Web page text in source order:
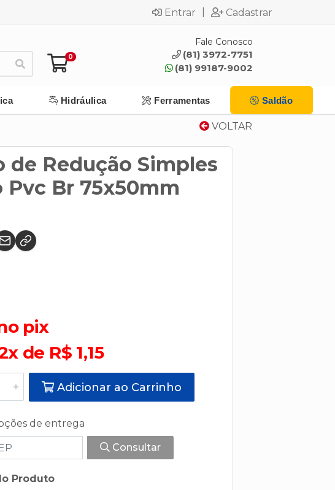
Entrar Cadastrar
0
Fale Conosco
(81) 3972-7751
(81) 99187-9002
Hidráulica Ferramentas Saldão
VOLTAR
de Redução Simples
Pvc Br 75x50mm
pix
de R$ 1,15
Adicionar ao Carrinho
de entrega
Consultar
Produto